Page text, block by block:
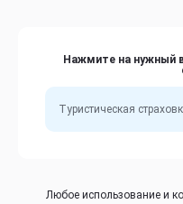
Нажмите на нужный
Туристическая
Любое использование и